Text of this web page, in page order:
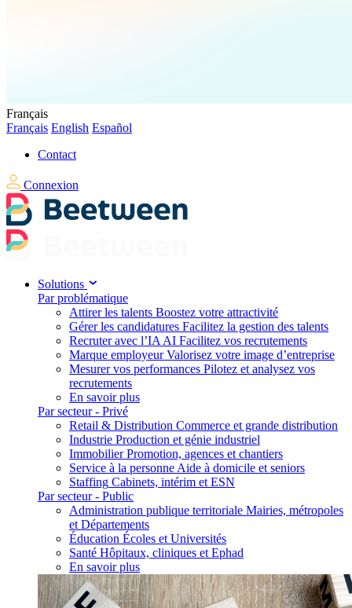
Français
Français English Español
Contact
Connexion
Solutions
Par problématique
Attirer les talents Boostez votre attractivité
Gérer les candidatures Facilitez la gestion des talents
Recruter avec l’IA AI Facilitez vos recrutements
Marque employeur Valorisez votre image d’entreprise
Mesurer vos performances Pilotez et analysez vos
recrutements
En savoir plus
Par secteur - Privé
Retail & Distribution Commerce et grande distribution
Industrie Production et génie industriel
Immobilier Promotion, agences et chantiers
Service à la personne Aide à domicile et seniors
Staffing Cabinets, intérim et ESN
Par secteur - Public
Administration publique territoriale Mairies, métropoles
et Départements
Éducation Écoles et Universités
Santé Hôpitaux, cliniques et Ephad
En savoir plus